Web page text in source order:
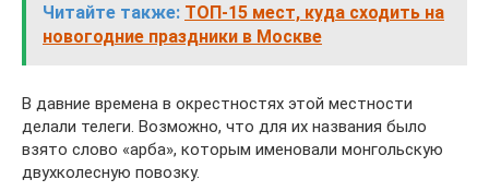
Читайте также: ТОП-15 мест, куда сходить на
новогодние праздники в Москве
В давние времена в окрестностях этой местности
делали телеги. Возможно, что для их названия было
взято слово «арба», которым именовали монгольскую
двухколесную повозку.